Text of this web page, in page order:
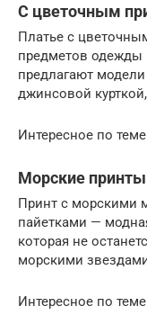
С цветочным
Платье с
предметов одежды
предлагают
джинсовой
Интересное по
Морские принты
Принт с морскими
пайетками —
которая не
морскими
Интересное по